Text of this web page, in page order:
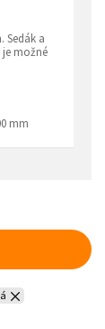
Sedák a
možné
mm